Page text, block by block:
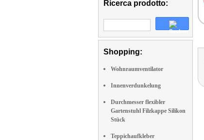
Ricerca prodotto:
Shopping:
Wohnraumventilator
Innenverdunkelung
Durchmesser flexibler
Gartenstuhl Filzkappe Silikon
Stück
Teppichaufkleber